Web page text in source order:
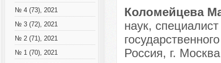
№ 4 (73), 2021
№ 3 (72), 2021
№ 2 (71), 2021
№ 1 (70), 2021
Коломейцева
наук,
Россия, г.